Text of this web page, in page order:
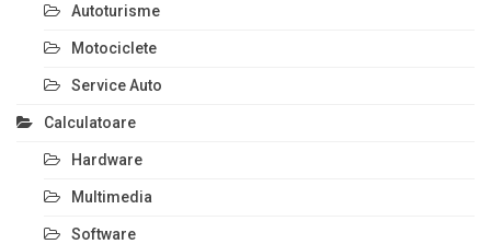
Autoturisme
Motociclete
Service Auto
Calculatoare
Hardware
Multimedia
Software